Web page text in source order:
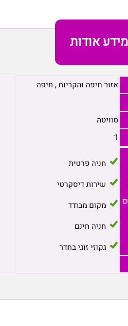
מידע אודות
אזור חיפה והקריות, חיפה
סוויטה
1
חניה פרטית
שירות דיסקרטי
מקום מבודד
חניה חינם
גקוזי זוגי בחדר